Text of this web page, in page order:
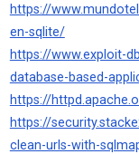
https://
en-sqlite/
https://www.exploit-
database-based-
https://
https://
clean-urls-with-